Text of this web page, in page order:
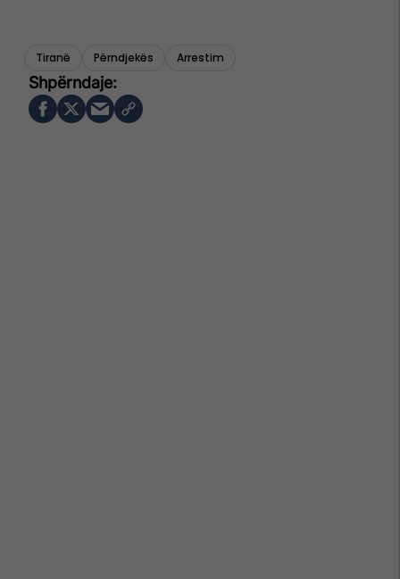
Tiranë Përndjekës Arrestim